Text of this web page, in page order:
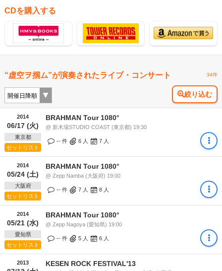
CDを購入する
“虚空ヲ掴ム”が演奏されたライブ・コンサート 34件
絞り込む
2014
06/17 (火)
東京都
セットリスト
BRAHMAN Tour 1080°
@ 新木場STUDIO COAST (東京都) 19:30
-- 件 6 人 7 人
2014
05/24 (土)
大阪府
セットリスト
BRAHMAN Tour 1080°
@ Zepp Namba (大阪府) 19:00
-- 件 7 人 8 人
2014
05/21 (水)
愛知県
セットリスト
BRAHMAN Tour 1080°
@ Zepp Nagoya (愛知県) 19:00
-- 件 5 人 6 人
2013 KESEN ROCK FESTIVAL'13